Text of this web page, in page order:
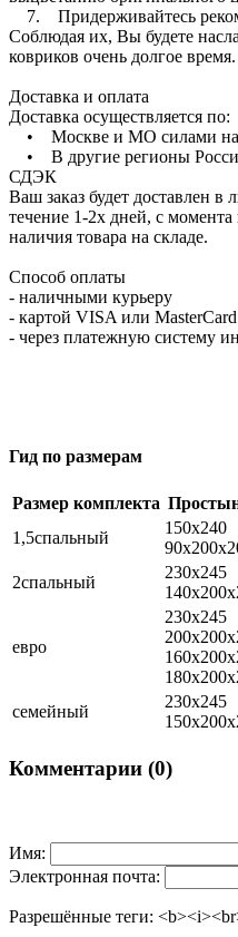
7. Придерживайтесь
Соблюдая их, Вы будете
ковриков очень долгое время.
Доставка и оплата
Доставка осуществляется по:
• Москве и МО силами
• В другие регионы
СДЭК
Ваш заказ будет доставлен в
течение 1-2х дней, с
наличия товара на складе.
Способ оплаты
- наличными курьеру
- картой VISA или
- через платежную систему
Гид по размерам
Размер комплекта
1,5спальный
150х240
2спальный
230х245
евро
230х245
семейный
230х245
Комментарии (0)
Имя:
Электронная почта:
Разрешённые теги: